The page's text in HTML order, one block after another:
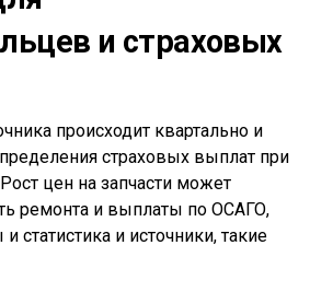
и страховых
происходит квартально и
страховых выплат при
цен на запчасти может
ремонта и выплаты по ОСАГО,
статистика и источники, такие